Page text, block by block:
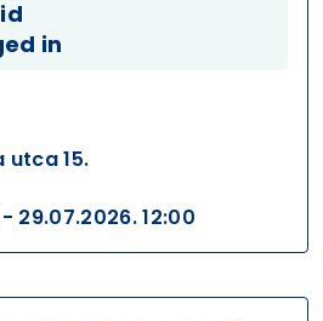
in
utca 15.
29.07.2026. 12:00